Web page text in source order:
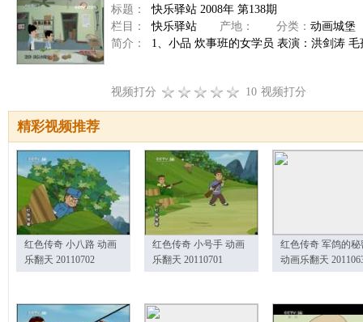
标题：
快乐驿站 2008年 第138期
栏目：
快乐驿站 产地： 分类： 动画城堡
简介：
1、小品 炊事班的女学员 表演：洪剑涛
视频打分 10 视频打分
精彩视频推荐
红色传奇 小八路 动画
乐翻天 20110702
红色传奇 小号手 动画
乐翻天 20110701
红色传奇 军鸽的秘
动画乐翻天